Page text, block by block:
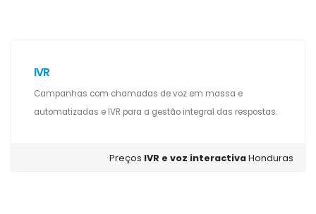
IVR
Campanhas com chamadas de voz em massa e
automatizadas e IVR para a gestão integral das respostas.
Preços IVR e voz interactivaHonduras